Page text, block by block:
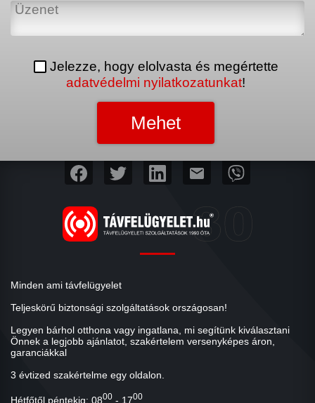
Jelezze, hogy elolvasta és megértette
adatvédelmi nyilatkozatunkat!
mail
Minden ami távfelügyelet
Teljeskörű biztonsági szolgáltatások országosan!
Legyen bárhol otthona vagy ingatlana, mi segítünk kiválasztani
Önnek a legjobb ajánlatot, szakértelem versenyképes áron,
garanciákkal
3 évtized szakértelme egy oldalon.
Hétfőtől péntekig: 0800 - 1700